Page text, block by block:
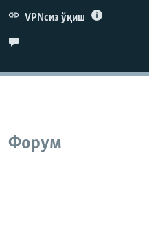
VPNсиз ўқиш
Форум